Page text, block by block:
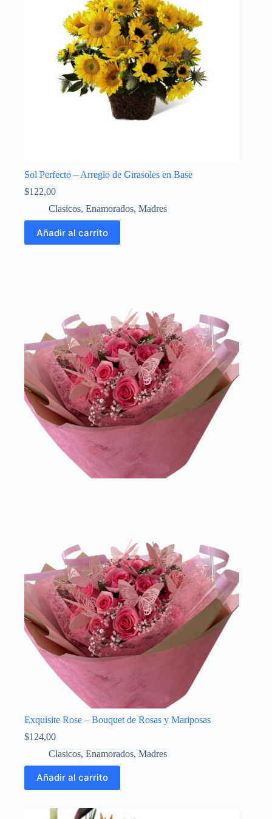
Sol Perfecto – Arreglo de Girasoles en Base
$122,00
Clasicos, Enamorados, Madres
Añadir al carrito
Exquisite Rose – Bouquet de Rosas y Mariposas
$124,00
Clasicos, Enamorados, Madres
Añadir al carrito